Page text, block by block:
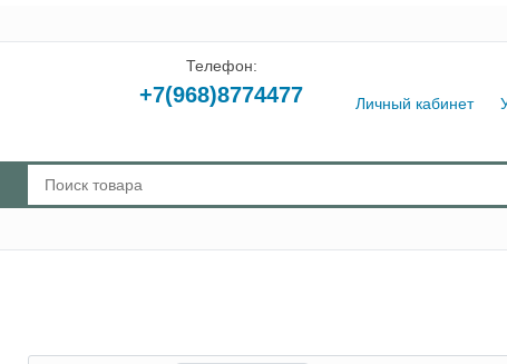
Личный кабинет
Телефон:
+7(968)8774477